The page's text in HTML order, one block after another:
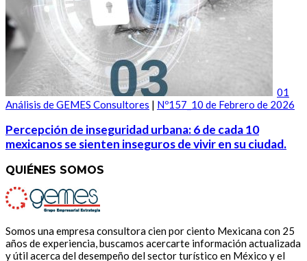
01
Análisis de GEMES Consultores | Nº157_10 de Febrero de 2026
Percepción de inseguridad urbana: 6 de cada 10
mexicanos se sienten inseguros de vivir en su ciudad.
QUIÉNES SOMOS
Somos una empresa consultora cien por ciento Mexicana con 25
años de experiencia, buscamos acercarte información actualizada
y útil acerca del desempeño del sector turístico en México y el